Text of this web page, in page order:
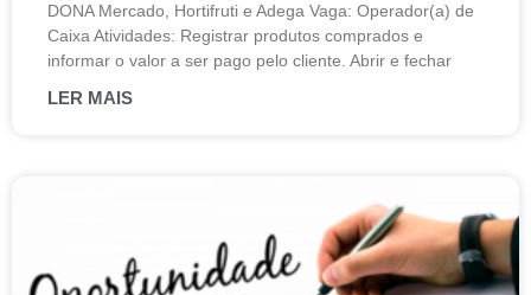
DONA Mercado, Hortifruti e Adega Vaga: Operador(a) de
Caixa Atividades: Registrar produtos comprados e
informar o valor a ser pago pelo cliente. Abrir e fechar
LER MAIS